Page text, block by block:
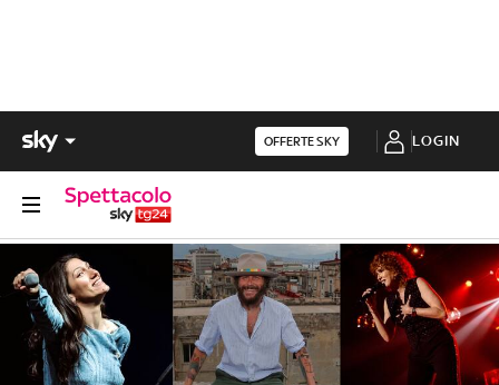
OFFERTE SKY LOGIN